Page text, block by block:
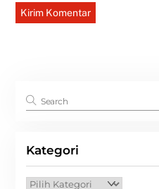
Kategori
Kategori